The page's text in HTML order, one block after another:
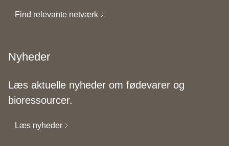
Find relevante netværk
Nyheder
Læs aktuelle nyheder om fødevarer og
bioressourcer.
Læs nyheder